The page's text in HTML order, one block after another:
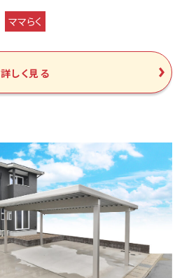
ママらく
詳しく見る